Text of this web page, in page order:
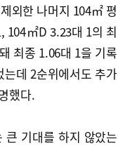
외한 나머지 104㎡ 평
104㎡D 3.23대 1의 최
최종 1.06대 1을 기록
데 2순위에서도 추가
했다.
큰 기대를 하지 않았는